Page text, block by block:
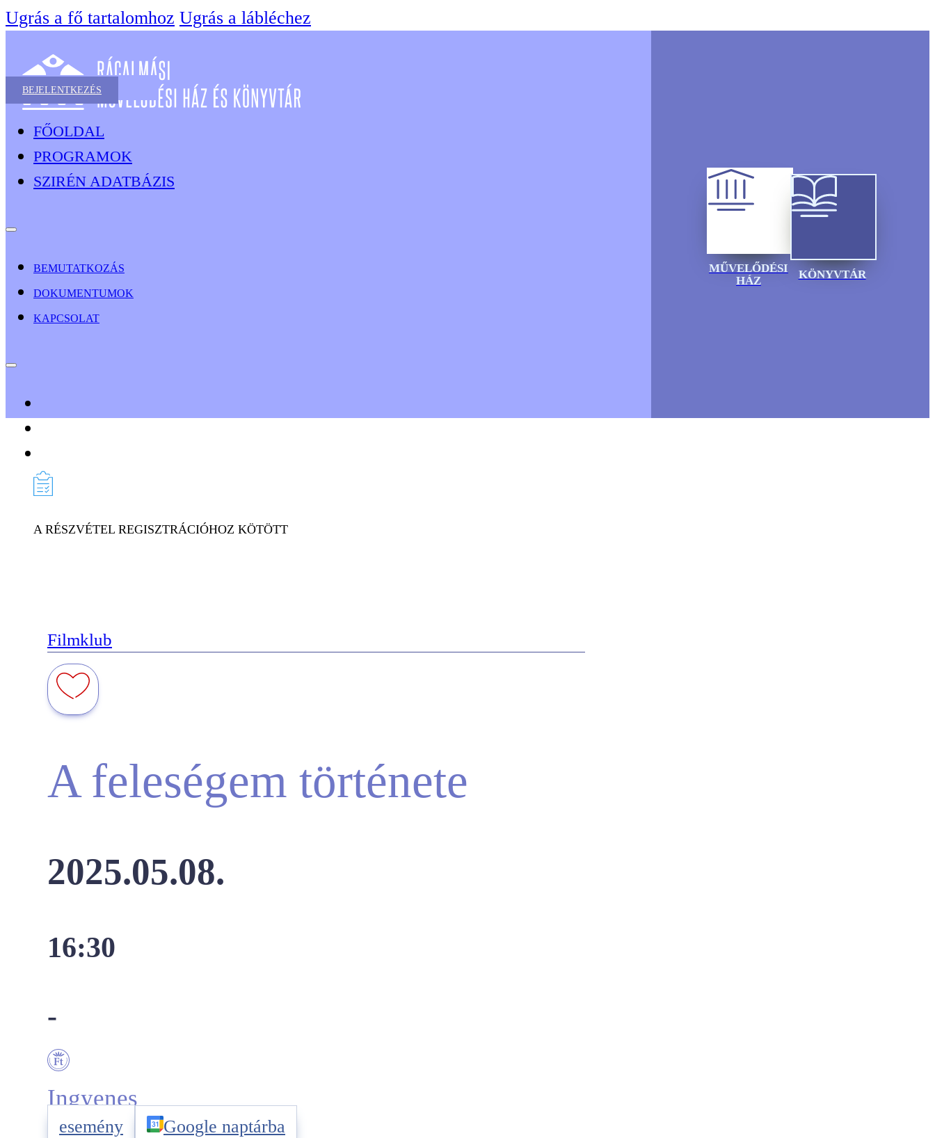
Ugrás a fő tartalomhoz Ugrás a lábléchez
BEJELENTKEZÉS
FŐOLDAL
PROGRAMOK
SZIRÉN ADATBÁZIS
BEMUTATKOZÁS
DOKUMENTUMOK
KAPCSOLAT
MŰVELŐDÉSI
HÁZ
KÖNYVTÁR
A RÉSZVÉTEL REGISZTRÁCIÓHOZ KÖTÖTT
Filmklub
A feleségem története
2025.05.08.
16:30
-
Ingyenes
esemény Google naptárba